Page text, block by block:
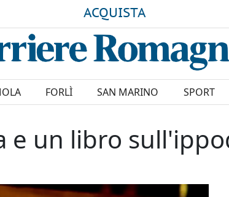
ACQUISTA
FORLÌ SAN MARINO SPORT
e un libro